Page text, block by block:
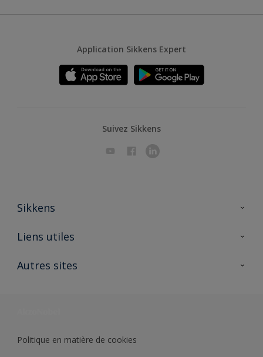
Application Sikkens Expert
Suivez Sikkens
Sikkens
A propos de Sikkens
Liens utiles
Ouvrir un magasin PASS
Autres sites
Politique en matière de cookies